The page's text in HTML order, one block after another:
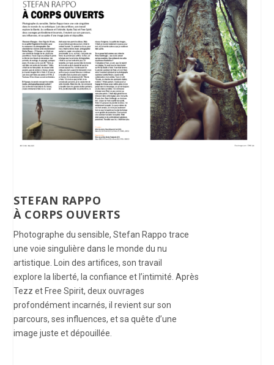
STEFAN RAPPO
À CORPS OUVERTS
Photographe du sensible, Stefan Rappo trace
une voie singulière dans le monde du nu
artistique. Loin des artifices, son travail
explore la liberté, la confiance et l’intimité. Après
Tezz et Free Spirit, deux ouvrages
profondément incarnés, il revient sur son
parcours, ses influences, et sa quête d’une
image juste et dépouillée.